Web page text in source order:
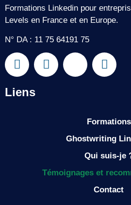
Formations Linkedin pour
Levels en France et en Europe.
N° DA : 11 75 64191 75
Liens
Formations
Ghostwriting
Qui suis-je
Témoignages et
Contact